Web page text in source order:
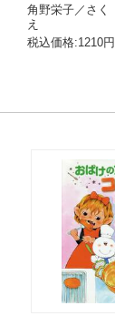
角野栄子／さ
え
税込価格:1210円